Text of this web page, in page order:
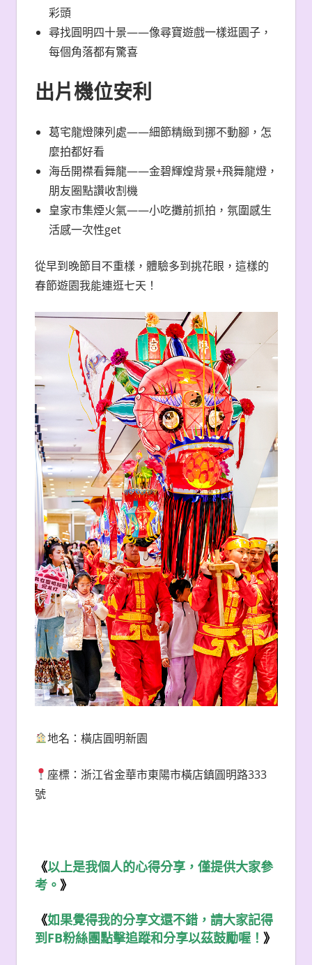
彩頭
尋找圓明四十景——像尋寶遊戲一樣逛園子，
每個角落都有驚喜
出片機位安利
葛宅龍燈陳列處——細節精緻到挪不動腳，怎
麼拍都好看
海岳開襟看舞龍——金碧輝煌背景+飛舞龍燈，
朋友圈點讚收割機
皇家市集煙火氣——小吃攤前抓拍，氛圍感生
活感一次性get
從早到晚節目不重樣，體驗多到挑花眼，這樣的
春節遊園我能連逛七天！
地名：橫店圓明新園
座標：浙江省金華市東陽市橫店鎮圓明路333
號
《以上是我個人的心得分享，僅提供大家參
考。 》
《如果覺得我的分享文還不錯，請大家記得
到 FB粉絲團點擊追蹤和分享以茲鼓勵喔！ 》